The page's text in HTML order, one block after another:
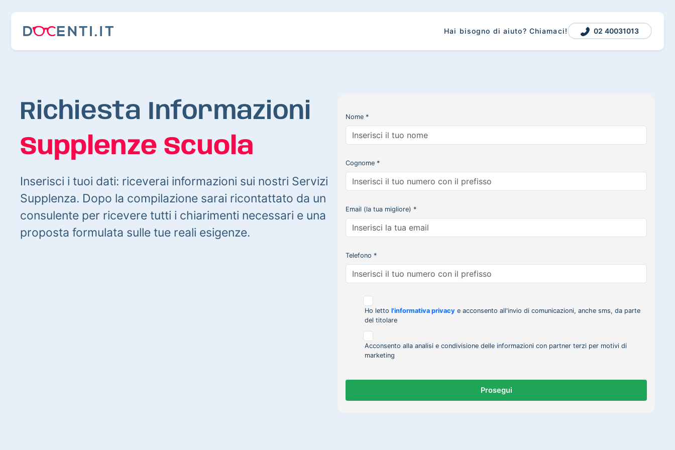
Hai bisogno di aiuto? Chiamaci! 02 40031013
Richiesta Informazioni
Supplenze Scuola
Inserisci i tuoi dati: riceverai informazioni sui nostri Servizi
Supplenza. Dopo la compilazione sarai ricontattato da un
consulente per ricevere tutti i chiarimenti necessari e una
proposta formulata sulle tue reali esigenze.
Nome *
Cognome *
Email (la tua migliore) *
Telefono *
Ho letto l'informativa privacy e acconsento all'invio di comunicazioni, anche sms, da parte
del titolare
Acconsento alla analisi e condivisione delle informazioni con partner terzi per motivi di
marketing